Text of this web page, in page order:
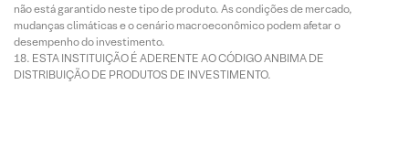
não está garantido neste tipo de produto. As condições de mercado,
mudanças climáticas e o cenário macroeconômico podem afetar o
desempenho do investimento.
ESTA INSTITUIÇÃO É ADERENTE AO CÓDIGO ANBIMA DE
DISTRIBUIÇÃO DE PRODUTOS DE INVESTIMENTO.